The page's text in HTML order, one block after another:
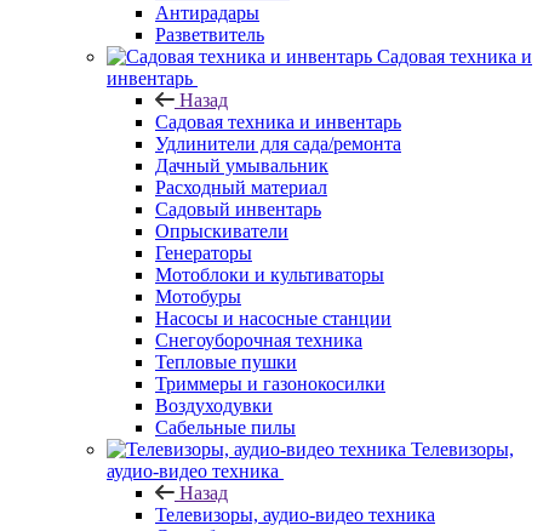
Антирадары
Разветвитель
Садовая техника и
инвентарь
Назад
Садовая техника и инвентарь
Удлинители для сада/ремонта
Дачный умывальник
Расходный материал
Садовый инвентарь
Опрыскиватели
Генераторы
Мотоблоки и культиваторы
Мотобуры
Насосы и насосные станции
Снегоуборочная техника
Тепловые пушки
Триммеры и газонокосилки
Воздуходувки
Сабельные пилы
Телевизоры,
аудио-видео техника
Назад
Телевизоры, аудио-видео техника